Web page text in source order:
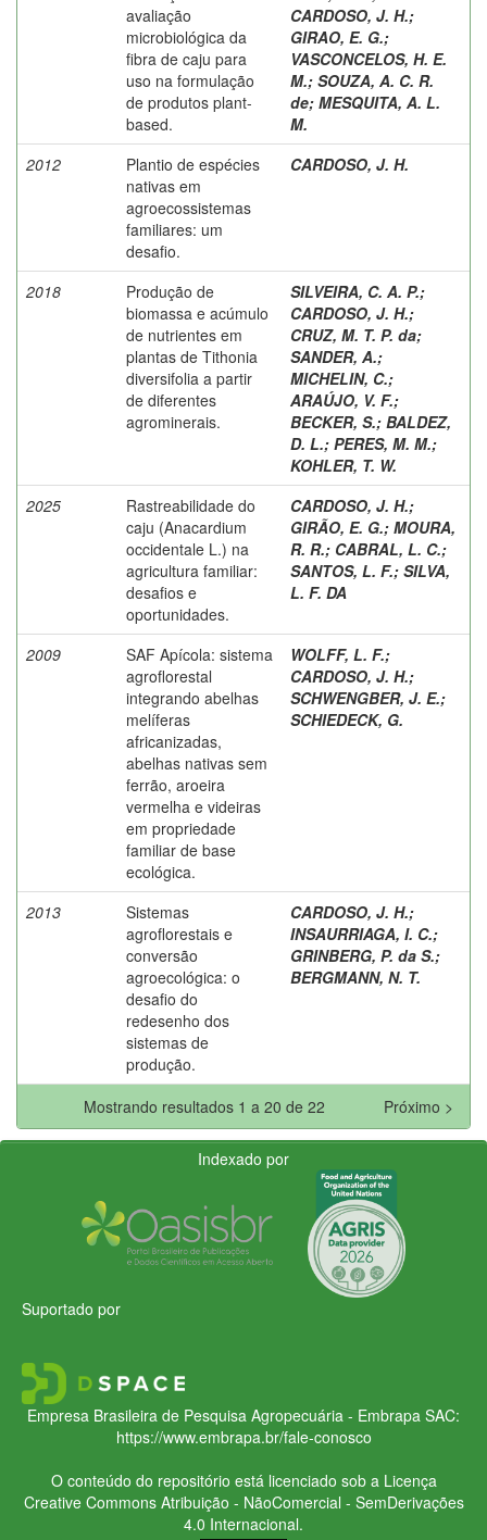
avaliação
microbiológica da
fibra de caju para
uso na formulação
de produtos plant-
based.
CARDOSO, J. H.;
GIRAO, E. G.;
VASCONCELOS, H. E.
M.; SOUZA, A. C. R.
de; MESQUITA, A. L.
M.
2012
Plantio de espécies
nativas em
agroecossistemas
familiares: um
desafio.
CARDOSO, J. H.
2018
Produção de
biomassa e acúmulo
de nutrientes em
plantas de Tithonia
diversifolia a partir
de diferentes
agrominerais.
SILVEIRA, C. A. P.;
CARDOSO, J. H.;
CRUZ, M. T. P. da;
SANDER, A.;
MICHELIN, C.;
ARAÚJO, V. F.;
BECKER, S.; BALDEZ,
D. L.; PERES, M. M.;
KOHLER, T. W.
2025
Rastreabilidade do
caju (Anacardium
occidentale L.) na
agricultura familiar:
desafios e
oportunidades.
CARDOSO, J. H.;
GIRÃO, E. G.; MOURA,
R. R.; CABRAL, L. C.;
SANTOS, L. F.; SILVA,
L. F. DA
2009
SAF Apícola: sistema
agroflorestal
integrando abelhas
melíferas
africanizadas,
abelhas nativas sem
ferrão, aroeira
vermelha e videiras
em propriedade
familiar de base
ecológica.
WOLFF, L. F.;
CARDOSO, J. H.;
SCHWENGBER, J. E.;
SCHIEDECK, G.
2013
Sistemas
agroflorestais e
conversão
agroecológica: o
desafio do
redesenho dos
sistemas de
produção.
CARDOSO, J. H.;
INSAURRIAGA, I. C.;
GRINBERG, P. da S.;
BERGMANN, N. T.
Mostrando resultados 1 a 20 de 22 Próximo >
Indexado por
Suportado por
Empresa Brasileira de Pesquisa Agropecuária - Embrapa SAC:
https://www.embrapa.br/fale-conosco
O conteúdo do repositório está licenciado sob a Licença
Creative CommonsAtribuição - NãoComercial - SemDerivações
4.0 Internacional.